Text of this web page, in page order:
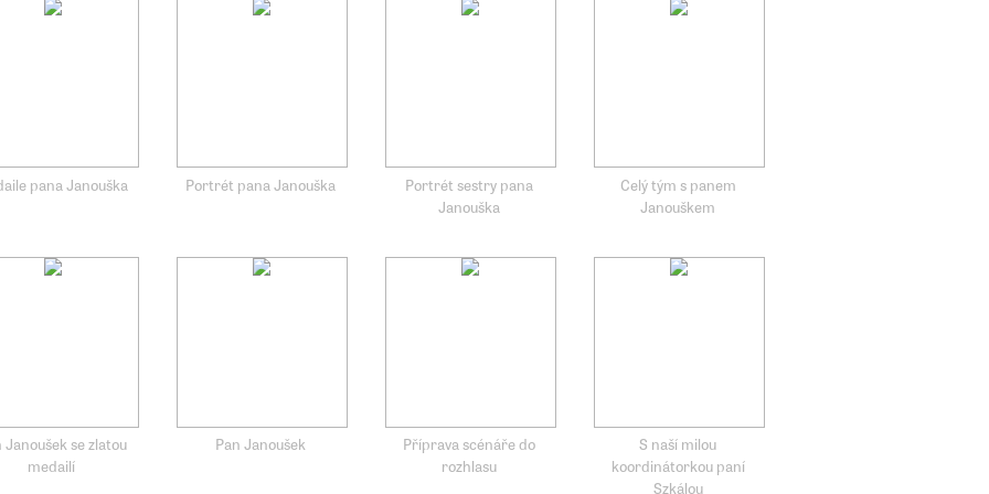
pana Janouška Portrét pana Janouška
Portrét sestry pana
Janouška
Celý tým s panem
Janouškem
Janoušek se zlatou
medailí
Pan Janoušek
Příprava scénáře do
rozhlasu
S naší milou
koordinátorkou paní
Szkálou